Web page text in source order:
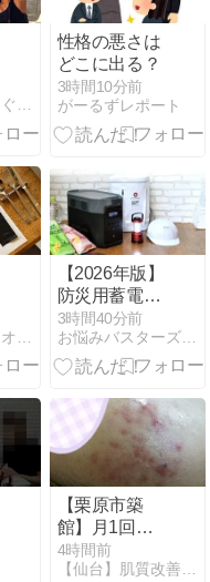
加藤由季の気まぐれ日記
性格の悪さは
どこに出る？
3時間10分前
がーるずレポート
カワイ化粧品 オフィシャルブログ
【2026年版】
防災用蓄電池
（ポータブル
電源）の選び
方｜停電時に
出力と比較
3時間40分前
お悩みバスターズ - あなたのお悩みや疑問を今すぐ解決！
【栗原市築
館】月1回限
定の肌相談＆
エステ｜8月
4時間前
【仙台】肌質改善スキンケアサロンＡｍｉＡ